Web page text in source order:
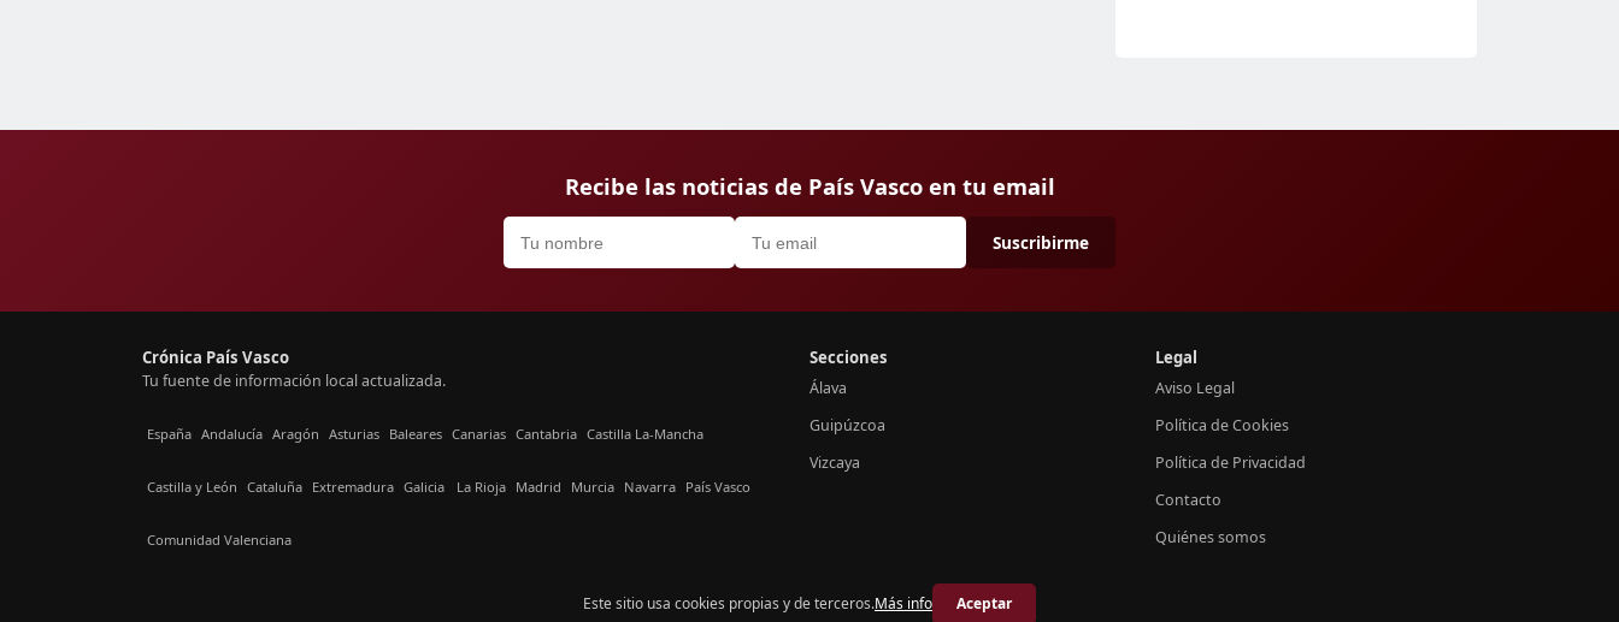
Recibe las noticias de País Vasco en tu email
Suscribirme
Crónica País Vasco
Tu fuente de información local actualizada.
España Andalucía Aragón Asturias Baleares Canarias Cantabria Castilla La-Mancha
Castilla y León Cataluña Extremadura Galicia La Rioja Madrid Murcia Navarra País Vasco
Comunidad Valenciana
Secciones
Álava
Guipúzcoa
Vizcaya
Legal
Aviso Legal
Política de Cookies
Política de Privacidad
Contacto
Quiénes somos
© 2026 Crónica País Vasco
Este sitio usa cookies propias y de terceros.Más info Aceptar